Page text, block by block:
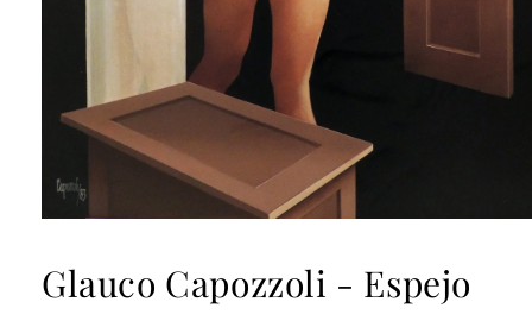
1
en
Glauco Capozzoli - Espejo